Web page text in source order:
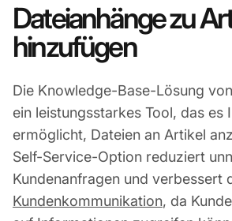
Dateianhänge zu
hinzufügen
Die Knowledge-Base-Lösung
ein leistungsstarkes Tool, das es
ermöglicht, Dateien an Artikel
Self-Service-Option reduziert
Kundenanfragen und verbessert
Kundenkommunikation, da